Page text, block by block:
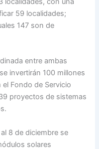
59 localidades;
147 son de
entre ambas
invertirán 100 millones
Fondo de Servicio
proyectos de sistemas
8 de diciembre se
solares